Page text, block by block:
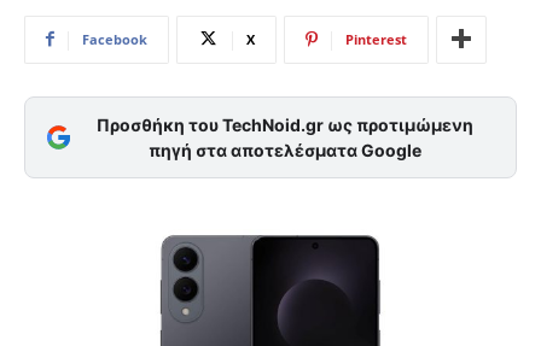
Facebook X Pinterest
Προσθήκη του TechNoid.gr ως προτιμώμενη
πηγή στα αποτελέσματα Google